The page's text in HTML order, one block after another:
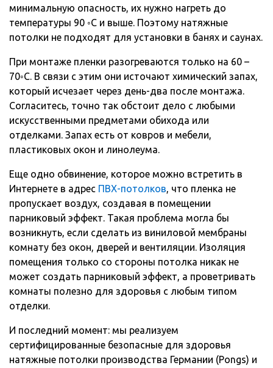
минимальную опасность, их нужно нагреть до
температуры 90 ◦С и выше. Поэтому натяжные
потолки не подходят для установки в банях и саунах.
При монтаже пленки разогреваются только на 60 –
70◦С. В связи с этим они источают химический запах,
который исчезает через день-два после монтажа.
Согласитесь, точно так обстоит дело с любыми
искусственными предметами обихода или
отделками. Запах есть от ковров и мебели,
пластиковых окон и линолеума.
Еще одно обвинение, которое можно встретить в
Интернете в адрес ПВХ-потолков, что пленка не
пропускает воздух, создавая в помещении
парниковый эффект. Такая проблема могла бы
возникнуть, если сделать из виниловой мембраны
комнату без окон, дверей и вентиляции. Изоляция
помещения только со стороны потолка никак не
может создать парниковый эффект, а проветривать
комнаты полезно для здоровья с любым типом
отделки.
И последний момент: мы реализуем
сертифицированные безопасные для здоровья
натяжные потолки производства Германии (Pongs) и